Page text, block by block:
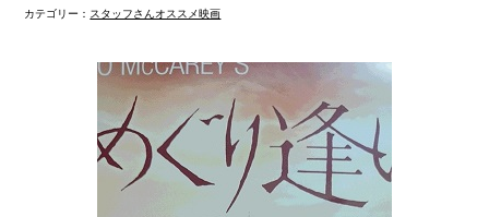
カテゴリー： スタッフさんオススメ映画